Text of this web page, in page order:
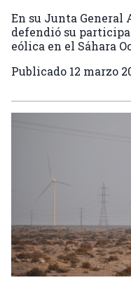
En su Junta General
defendió su
eólica en el Sáhara
Publicado 12 marzo